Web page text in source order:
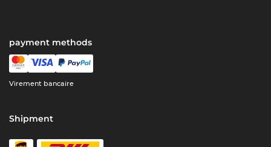
payment methods
Virement bancaire
Shipment